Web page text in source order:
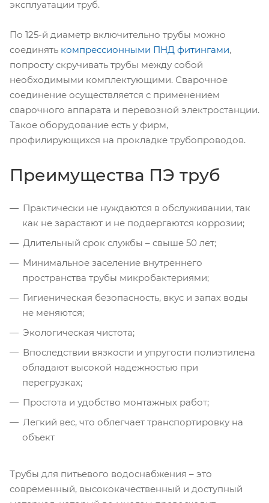
эксплуатации труб.
По 125-й диаметр включительно трубы можно
соединять компрессионными ПНД фитингами,
попросту скручивать трубы между собой
необходимыми комплектующими. Сварочное
соединение осуществляется с применением
сварочного аппарата и перевозной электростанции.
Такое оборудование есть у фирм,
профилирующихся на прокладке трубопроводов.
Преимущества ПЭ труб
Практически не нуждаются в обслуживании, так
как не зарастают и не подвергаются коррозии;
Длительный срок службы – свыше 50 лет;
Минимальное заселение внутреннего
пространства трубы микробактериями;
Гигиеническая безопасность, вкус и запах воды
не меняются;
Экологическая чистота;
Впоследствии вязкости и упругости полиэтилена
обладают высокой надежностью при
перегрузках;
Простота и удобство монтажных работ;
Легкий вес, что облегчает транспортировку на
объект
Трубы для питьевого водоснабжения – это
современный, высококачественный и доступный